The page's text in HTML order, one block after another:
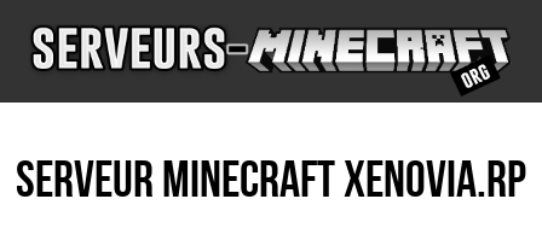
Serveur Minecraft Xenovia.rp